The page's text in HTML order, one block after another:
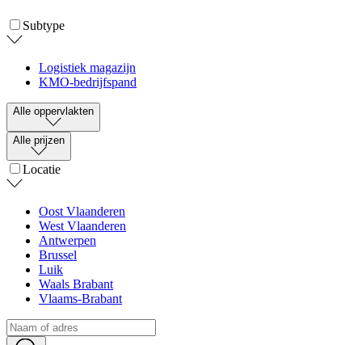
Subtype
Logistiek magazijn
KMO-bedrijfspand
Alle oppervlakten
Alle prijzen
Locatie
Oost Vlaanderen
West Vlaanderen
Antwerpen
Brussel
Luik
Waals Brabant
Vlaams-Brabant